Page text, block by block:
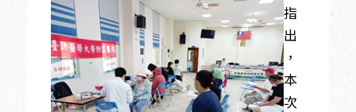
指
出
，
本
次